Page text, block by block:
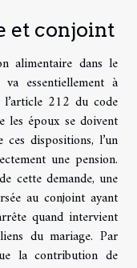
et conjoint
alimentaire dans le
essentiellement à
l’article 212 du code
les époux se doivent
dispositions, l’un
une pension.
cette demande, une
au conjoint ayant
quand intervient
du mariage. Par
la contribution de